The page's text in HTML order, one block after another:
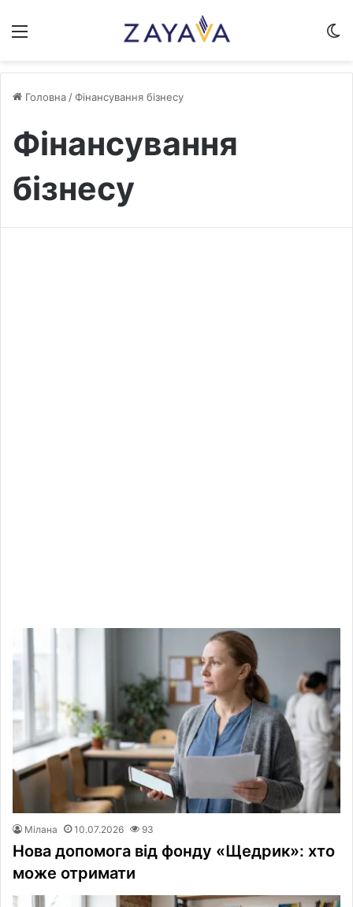
Головна /Фінансування бізнесу
Фінансування
бізнесу
Мілана 10.07.2026 93
Нова допомога від фонду «Щедрик»: хто
може отримати